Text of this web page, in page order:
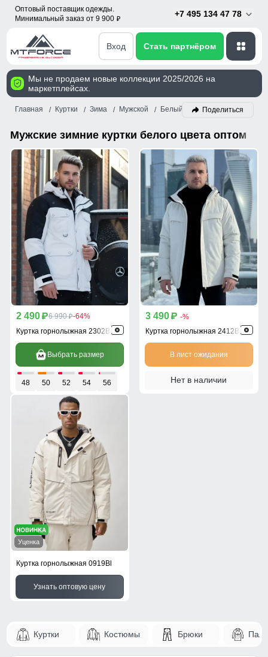
Оптовый поставщик одежды.
Минимальный заказ от 9 900 p
+7 495 134 47 78
Вход Стать партнёром
Мы не продаем новые коллекции 2025/2026 на
маркетплейсах.
Главная Куртки Зима Мужской Белый Поделиться
Мужские зимние куртки белого цвета оптом
2 490 p6 990 p-64%
Куртка горнолыжная 2302Bl
Выбрать размер
48 50 52 54 56
3 490 p -%
Куртка горнолыжная 2412Bl
В лист ожидания
Нет в наличии
Уценка
Куртка горнолыжная 0919Bl
Узнать оптовую цену
Куртки Костюмы Брюки